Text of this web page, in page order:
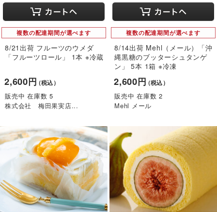
複数の配達期間が選べます
8/21出荷 フルーツのウメダ
「フルーツロール」 1本 ※冷蔵
2,600円（税込）
販売中 在庫数 5
株式会社 梅田果実店...
複数の配達期間が選べます
8/14出荷 Mehl（メール）「沖
縄黒糖のブッターシュタンゲ
ン」 5本 1箱 ※冷凍
2,600円（税込）
販売中 在庫数 2
Mehl メール